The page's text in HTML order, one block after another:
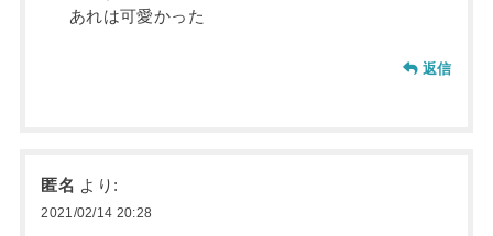
あれは可愛かった
返信
匿名 より:
2021/02/14 20:28